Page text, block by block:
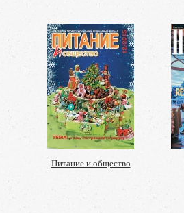
Питание и общество